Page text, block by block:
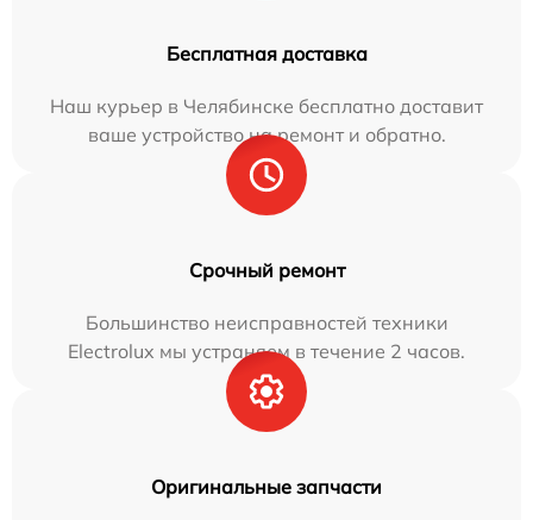
Бесплатная доставка
Наш курьер в Челябинске бесплатно доставит
ваше устройство на ремонт и обратно.
Срочный ремонт
Большинство неисправностей техники
Electrolux мы устраняем в течение 2 часов.
Оригинальные запчасти